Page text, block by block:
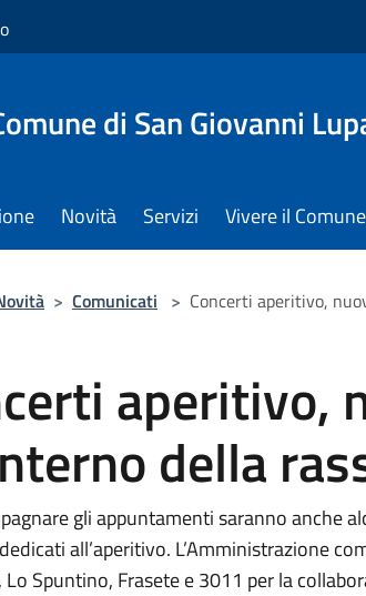
di San Giovanni
Novità Servizi Vivere il Comune
> Comunicati > Concerti aperitivo,
aperitivo,
della
gli appuntamenti saranno anche
all’aperitivo. L’Amministrazione
Spuntino, Frasete e 3011 per la